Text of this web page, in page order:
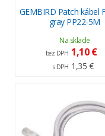
GEMBIRD Patch kábel
gray PP22-5M
Na sklade
bez DPH 1,10 €
s DPH 1,35 €